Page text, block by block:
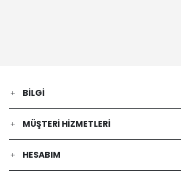
BILGI
MÜŞTERI HIZMETLERI
HESABIM